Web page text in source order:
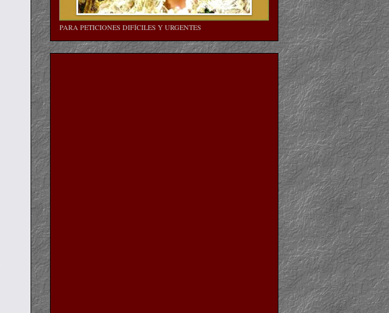
PARA PETICIONES DIFÍCILES Y URGENTES